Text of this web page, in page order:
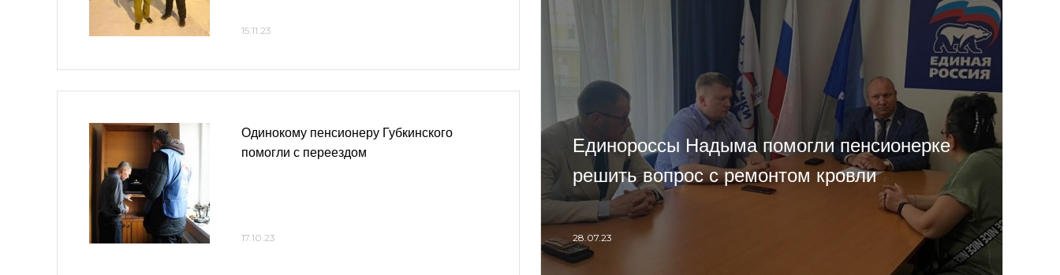
15.11.23
Одинокому пенсионеру Губкинского
помогли с переездом
17.10.23
Единороссы Надыма помогли пенсионерке
решить вопрос с ремонтом кровли
28.07.23